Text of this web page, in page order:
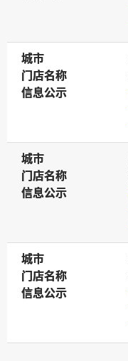
城市
城市
门店名称
门店名称
信息公示
信息公示
城市
城市
门店名称
门店名称
信息公示
信息公示
城市
城市
门店名称
门店名称
信息公示
信息公示